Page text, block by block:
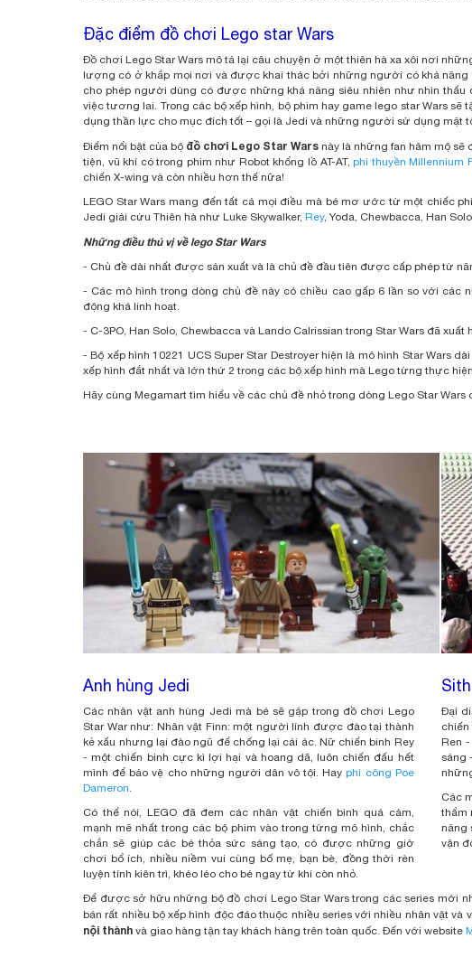
Đặc điểm đồ chơi Lego star Wars
Đồ chơi Lego Star Wars mô tả lại câu chuyện ở một thiên hà xa xôi nơi
lượng có ở khắp mọi nơi và được khai thác bởi những người có khả năng
cho phép người dùng có được những khả năng siêu nhiên như nhìn
việc tương lai. Trong các bộ xếp hình, bộ phim hay game lego star Wars
dụng thần lực cho mục đích tốt – gọi là Jedi và những người sử dụng mặt
Điểm nổi bật của bộ đồ chơi Lego Star Wars này là những fan hâm mộ
tiện, vũ khí có trong phim như Robot khổng lồ AT-AT,phi thuyền Millennium
chiến X-wing và còn nhiều hơn thế nữa!
LEGO Star Wars mang đến tất cả mọi điều mà bé mơ ước từ một chiếc
Jedi giải cứu Thiên hà như Luke Skywalker, Rey, Yoda, Chewbacca, Han
Những điều thú vị về lego Star Wars
- Chủ đề dài nhất được sản xuất và là chủ đề đầu tiên được cấp phép từ
- Các mô hình trong dòng chủ đề này có chiều cao gấp 6 lần so với các
động khá linh hoạt.
- C-3PO, Han Solo, Chewbacca và Lando Calrissian trong Star Wars đã xuất
- Bộ xếp hình 10221 UCS Super Star Destroyer hiện là mô hình Star Wars
xếp hình đắt nhất và lớn thứ 2 trong các bộ xếp hình mà Lego từng thực
Hãy cùng Megamart tìm hiểu về các chủ đề nhỏ trong dòng Lego Star Wars
Anh hùng Jedi
Các nhân vật anh hùng Jedi mà bé sẽ gặp trong đồ chơi Lego
Star War như: Nhân vật Finn: một người lính được đào tại thành
kẻ xấu nhưng lại đào ngũ để chống lại cái ác. Nữ chiến binh Rey
- một chiến binh cực kì lợi hại và hoang dã, luôn chiến đấu hết
mình để bảo vệ cho những người dân vô tội. Hayphi công Poe
Dameron.
Có thể nói, LEGO đã đem các nhân vật chiến binh quả cảm,
mạnh mẽ nhất trong các bộ phim vào trong từng mô hình, chắc
chắn sẽ giúp các bé thỏa sức sáng tạo, có được những giờ
chơi bổ ích, nhiều niềm vui cùng bố mẹ, bạn bè, đồng thời rèn
luyện tính kiên trì, khéo léo cho bé ngay từ khi còn nhỏ.
Đại
Ren
sáng
Các
thẩm
năng
vận
Để được sở hữu những bộ đồ chơi Lego Star Wars trong các series mới
bán rất nhiều bộ xếp hình độc đáo thuộc nhiều series với nhiều nhân vật
nội thành và giao hàng tận tay khách hàng trên toàn quốc. Đến với website